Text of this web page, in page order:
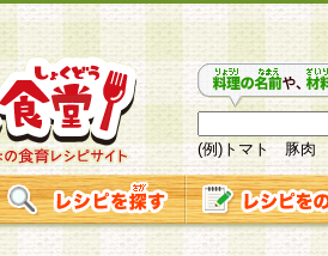
(例)トマト 豚肉